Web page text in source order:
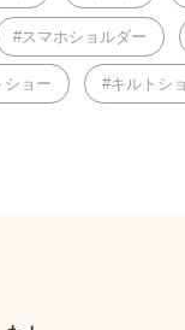
スマホショルダー
ショー キルトシ